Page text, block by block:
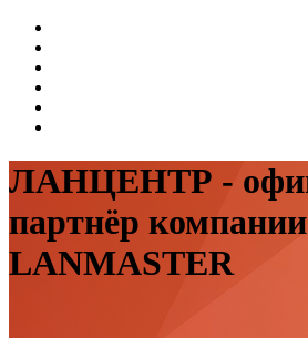
ЛАНЦЕНТР -
партнёр компании
LANMASTER